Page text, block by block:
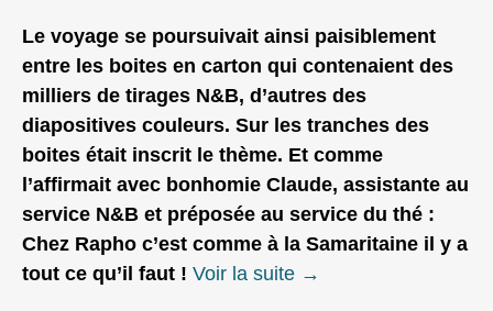
Le voyage se poursuivait ainsi paisiblement
entre les boites en carton qui contenaient des
milliers de tirages N&B, d’autres des
diapositives couleurs. Sur les tranches des
boites était inscrit le thème. Et comme
l’affirmait avec bonhomie Claude, assistante au
service N&B et préposée au service du thé :
Chez Rapho c’est comme à la Samaritaine il y a
tout ce qu’il faut ! Voir la suite →